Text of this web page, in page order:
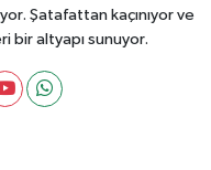
Şatafattan kaçınıyor ve
bir altyapı sunuyor.